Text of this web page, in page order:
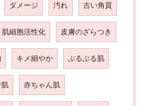
ダメージ 汚れ 古い角質
肌細胞活性化 皮膚のざらつき
キメ細やか ぷるぷる肌
赤ちゃん肌